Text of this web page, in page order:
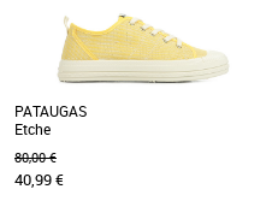
PATAUGAS
Etche
80,00 €
40,99 €